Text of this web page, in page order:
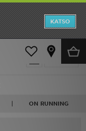
KATSO
Suodata
ON RUNNING